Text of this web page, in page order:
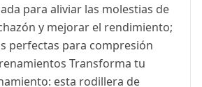
para aliviar las molestias de
y mejorar el rendimiento;
perfectas para compresión
Transforma tu
esta rodillera de